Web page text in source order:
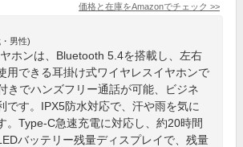
価格と在庫をAmazonでチェック >>
男性)
ホンは、Bluetooth 5.4を搭載し、左右
用できる耳掛け式ワイヤレスイヤホンで
きでハンズフリー通話が可能、ビジネ
です。IPX5防水対応で、汗や雨を気に
。Type-C急速充電に対応し、約20時間
バッテリー残量ディスプレイで、残量